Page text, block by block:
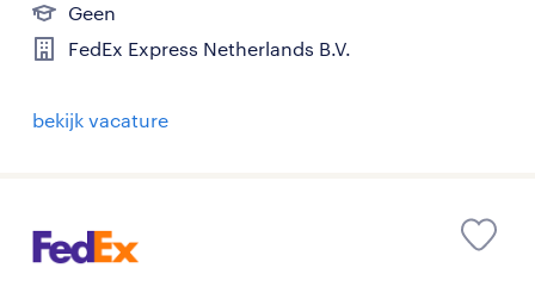
Geen
FedEx Express Netherlands B.V.
bekijk vacature